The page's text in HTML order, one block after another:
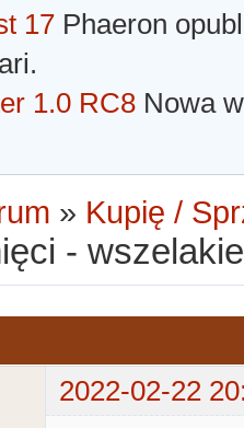
17 Phaeron
1.0 RC8 Nowa
» Kupię /
-
2022-02-22